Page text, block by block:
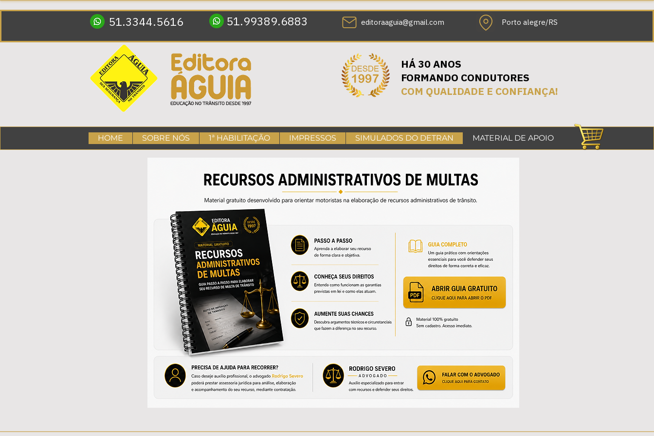
51.3344.5616 51.99389.6883 editoraaguia@gmail.com Porto alegre/RS
HÁ 30 ANOS
FORMANDO CONDUTORES
COM QUALIDADE E CONFIANÇA!
HOME SOBRE NÓS 1ª HABILITAÇÃO IMPRESSOS SIMULADOS DO DETRAN MATERIAL DE APOIO